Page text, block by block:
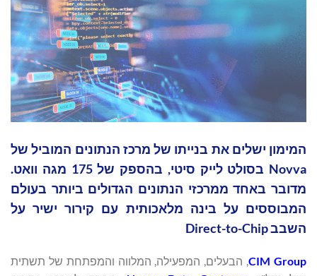
המימון ישלים את בנייתו של מרכז הנתונים המוביל של
Novva בסולט לייק סיטי, בהספק של 175 מגה וואט.
מדובר באחד ממרכזי הנתונים הגדולים ביותר בעולם
המבוססים על בינה מלאכותית עם קירור ישיר על
השבב Direct-to-Chip
CIM Group, הבעלים, המפעילה, המלווה והמפתחת של תשתית